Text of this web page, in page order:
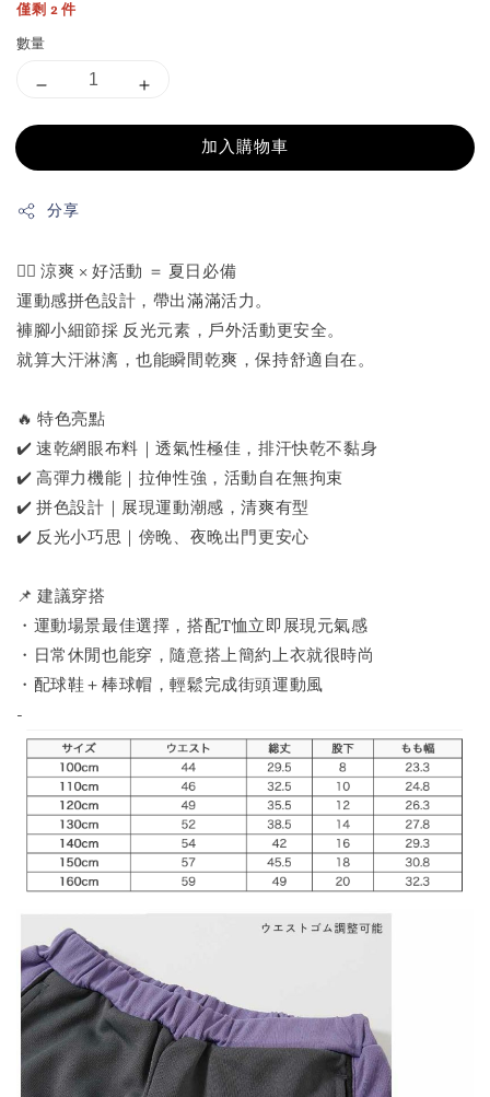
僅剩 2 件
數量
加入購物車
分享
🏃‍♂️ 涼爽 × 好活動 ＝ 夏日必備
運動感拼色設計，帶出滿滿活力。
褲腳小細節採 反光元素，戶外活動更安全。
就算大汗淋漓，也能瞬間乾爽，保持舒適自在。
🔥 特色亮點
✔️ 速乾網眼布料｜透氣性極佳，排汗快乾不黏身
✔️ 高彈力機能｜拉伸性強，活動自在無拘束
✔️ 拼色設計｜展現運動潮感，清爽有型
✔️ 反光小巧思｜傍晚、夜晚出門更安心
📌 建議穿搭
・運動場景最佳選擇，搭配T恤立即展現元氣感
・日常休閒也能穿，隨意搭上簡約上衣就很時尚
・配球鞋＋棒球帽，輕鬆完成街頭運動風
-